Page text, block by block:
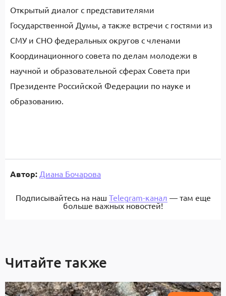
Открытый диалог с представителями
Государственной Думы, а также встречи с гостями из
СМУ и СНО федеральных округов с членами
Координационного совета по делам молодежи в
научной и образовательной сферах Совета при
Президенте Российской Федерации по науке и
образованию.
Автор: Диана Бочарова
Подписывайтесь на наш Telegram-канал — там еще
больше важных новостей!
Читайте также